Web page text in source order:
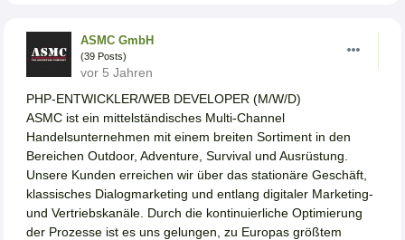
ASMC GmbH
(39 Posts)
vor 5 Jahren
PHP-ENTWICKLER/WEB DEVELOPER (M/W/D)
ASMC ist ein mittelständisches Multi-Channel
Handelsunternehmen mit einem breiten Sortiment in den
Bereichen Outdoor, Adventure, Survival und Ausrüstung.
Unsere Kunden erreichen wir über das stationäre Geschäft,
klassisches Dialogmarketing und entlang digitaler Marketing-
und Vertriebskanäle. Durch die kontinuierliche Optimierung
der Prozesse ist es uns gelungen, zu Europas größtem